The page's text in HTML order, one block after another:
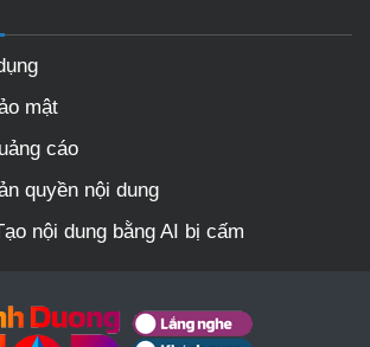
mật
cáo
quyền nội dung
nội dung bằng AI bị cấm